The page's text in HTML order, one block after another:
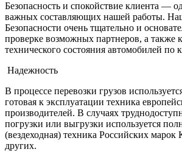
Безопасность и спокойствие клиента —
важных составляющих нашей работы.
Безопасности очень тщательно и
проверке возможных партнеров, а также
технического состояния автомобилей по
Надежность
В процессе перевозки грузов
готовая к эксплуатации техника
производителей. В случаях
погрузки или выгрузки используется
(вездеходная) техника Российских марок
других.